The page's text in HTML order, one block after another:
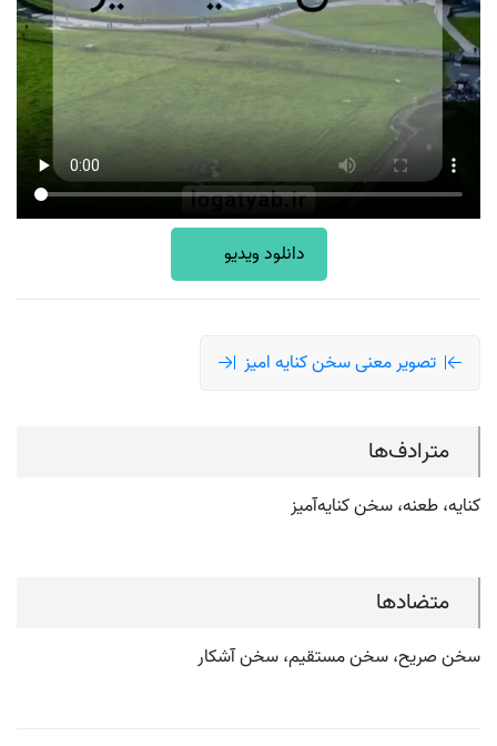
دانلود ویدیو
تصویر معنی سخن کنایه امیز
مترادف‌ها
کنایه، طعنه، سخن کنایه‌آمیز
متضادها
سخن صریح، سخن مستقیم، سخن آشکار